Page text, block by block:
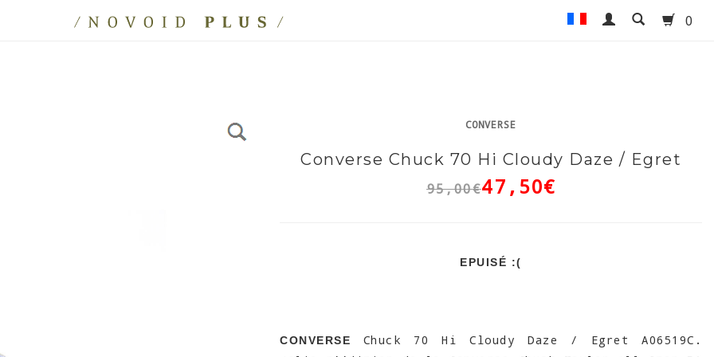
0
CONVERSE
Converse Chuck 70 Hi Cloudy Daze / Egret
95,00€47,50€
EPUISÉ :(
CONVERSE
Chuck 70 Hi Cloudy Daze / Egret A06519C.